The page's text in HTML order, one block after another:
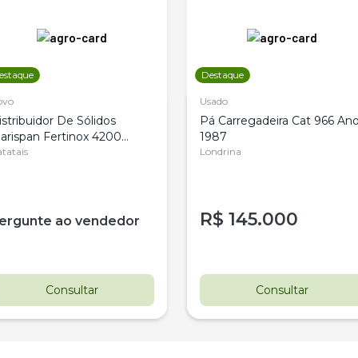
De Sólidos
Fertinox 4200
ao vendedor
Consultar
Destaque
Usado
Pá Carregadeira Cat 966
1987
Londrina
R$ 145.000
Consultar